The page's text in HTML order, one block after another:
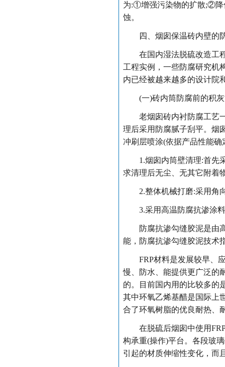
为:①增强污染物的扩散;②降
蚀。
四、烟囱保温砖内壁的
在国内湿法脱硫改造工程
工程实例，一些防腐研究机
内已经被越来越多的设计院
(一)砖内筒防腐前的积灰
老烟囱砖内衬防腐工艺一
理后采用防腐腻子刮平。烟
冲刷层喷涂(依据产品性能
1.烟囱内筒壁清理:首先采
求清理后无尘、无其它附着
2.整体机械打磨:采用角向
3.采用高温防腐抗渗涂料
防腐抗渗勾缝胶泥是由高
能，防腐抗渗勾缝胶泥技术
FRP材料是发展较早、应
慢、防水、能提供更广泛的
的。目前国内用的比较多的
其中环氧乙烯基醋是国际上
合了环氧树脂的优良耐热、
在脱硫后烟囱中使用FRP
构承重(操作)平台。各段玻
引起的材质伸缩性变化，而